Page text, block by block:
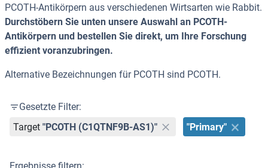
PCOTH-Antikörpern aus verschiedenen Wirtsarten wie Rabbit.
Durchstöbern Sie unten unsere Auswahl an PCOTH-
Antikörpern und bestellen Sie direkt, um Ihre Forschung
effizient voranzubringen.
Alternative Bezeichnungen für PCOTH sind PCOTH.
Gesetzte Filter:
Target "PCOTH (C1QTNF9B-AS1)" "Primary"